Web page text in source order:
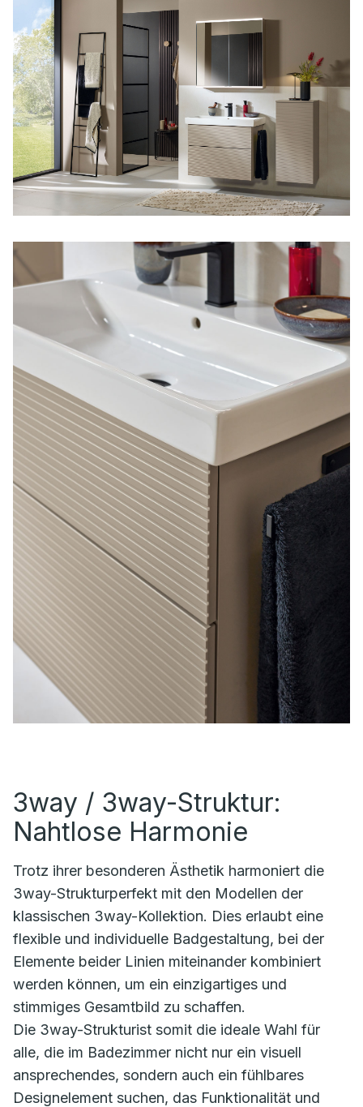
3way / 3way-Struktur:
Nahtlose Harmonie
Trotz ihrer besonderen Ästhetik harmoniert die
3way-Strukturperfekt mit den Modellen der
klassischen 3way-Kollektion. Dies erlaubt eine
flexible und individuelle Badgestaltung, bei der
Elemente beider Linien miteinander kombiniert
werden können, um ein einzigartiges und
stimmiges Gesamtbild zu schaffen.
Die 3way-Strukturist somit die ideale Wahl für
alle, die im Badezimmer nicht nur ein visuell
ansprechendes, sondern auch ein fühlbares
Designelement suchen, das Funktionalität und